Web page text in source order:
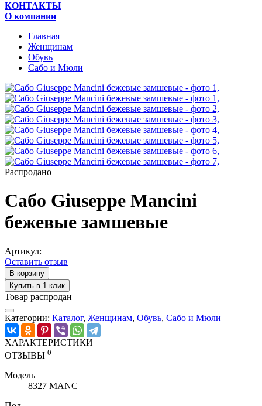
КОНТАКТЫ
О компании
Главная
Женщинам
Обувь
Сабо и Мюли
Распродано
Сабо Giuseppe Mancini
бежевые замшевые
Артикул:
Оставить отзыв
В корзину
Купить в 1 клик
Товар распродан
Категории: Каталог, Женщинам, Обувь, Сабо и Мюли
ХАРАКТЕРИСТИКИ
ОТЗЫВЫ 0
Модель
8327 MANC